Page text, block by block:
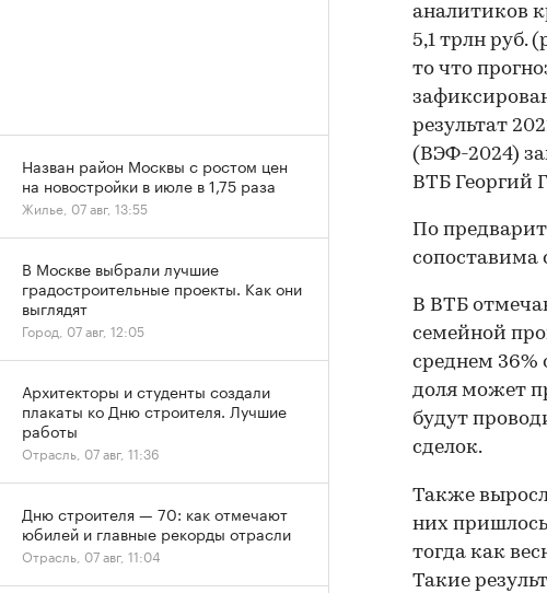
аналитиков
5,1 трлн руб.
то что
результат
(ВЭФ-2024)
ВТБ Георгий
По
сопоставима
В ВТБ
семейной
среднем 36%
доля может
будут
сделок.
Также
них
тогда как
Такие
Назван район Москвы с ростом цен
на новостройки в июле в 1,75 раза
Жилье, 07 авг, 13:55
В Москве выбрали лучшие
градостроительные проекты. Как они
выглядят
Город, 07 авг, 12:05
Архитекторы и студенты создали
плакаты ко Дню строителя. Лучшие
работы
Отрасль, 07 авг, 11:36
Дню строителя — 70: как отмечают
юбилей и главные рекорды отрасли
Отрасль, 07 авг, 11:04